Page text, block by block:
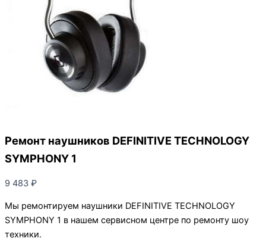
Ремонт наушников DEFINITIVE TECHNOLOGY
SYMPHONY 1
9 483 ₽
Мы ремонтируем наушники DEFINITIVE TECHNOLOGY
SYMPHONY 1 в нашем сервисном центре по ремонту шоу
техники.